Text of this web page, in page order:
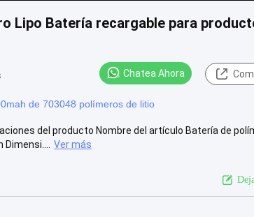
Lipo Batería recargable para
Chatea Ahora
de 703048 polímeros de litio
del producto Nombre del artículo Batería de
Ver más